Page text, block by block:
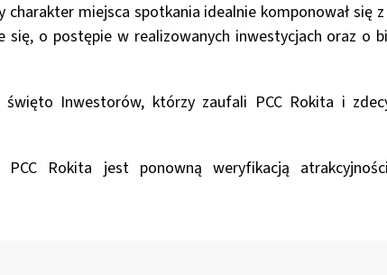
charakter miejsca spotkania idealnie komponował się
się, o postępie w realizowanych inwestycjach oraz o
święto Inwestorów, którzy zaufali PCC Rokita i
Rokita jest ponowną weryfikacją